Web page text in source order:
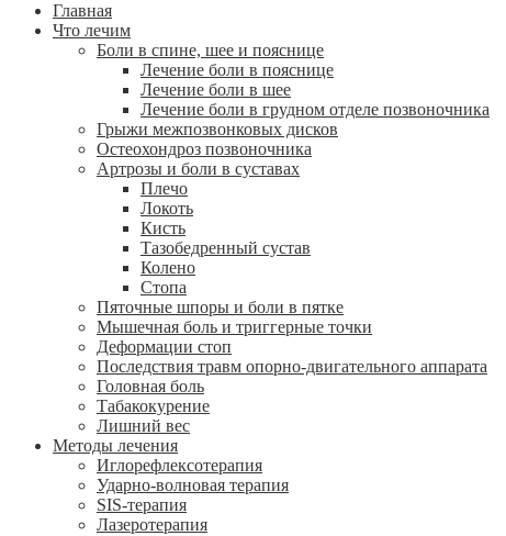
Главная
Что лечим
Боли в спине, шее и пояснице
Лечение боли в пояснице
Лечение боли в шее
Лечение боли в грудном отделе позвоночника
Грыжи межпозвонковых дисков
Остеохондроз позвоночника
Артрозы и боли в суставах
Плечо
Локоть
Кисть
Тазобедренный сустав
Колено
Стопа
Пяточные шпоры и боли в пятке
Мышечная боль и триггерные точки
Деформации стоп
Последствия травм опорно-двигательного аппарата
Головная боль
Табакокурение
Лишний вес
Методы лечения
Иглорефлексотерапия
Ударно-волновая терапия
SIS-терапия
Лазеротерапия